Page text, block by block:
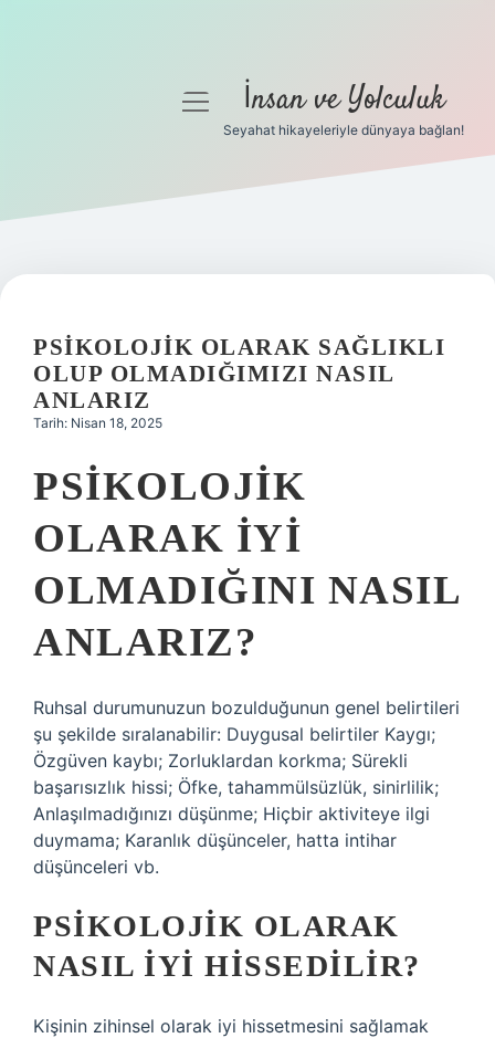
Gizlilik Politikası
Yasal Uyarı
menüyü İnsan ve Yolculuk
Seyahat hikayeleriyle dünyaya bağlan!
PSIKOLOJIK OLARAK SAĞLIKLI
OLUP OLMADIĞIMIZI NASIL
ANLARIZ
Tarih: Nisan 18, 2025
PSIKOLOJIK
OLARAK IYI
OLMADIĞINI NASIL
ANLARIZ?
Ruhsal durumunuzun bozulduğunun genel belirtileri
şu şekilde sıralanabilir: Duygusal belirtiler Kaygı;
Özgüven kaybı; Zorluklardan korkma; Sürekli
başarısızlık hissi; Öfke, tahammülsüzlük, sinirlilik;
Anlaşılmadığınızı düşünme; Hiçbir aktiviteye ilgi
duymama; Karanlık düşünceler, hatta intihar
düşünceleri vb.
PSIKOLOJIK OLARAK
NASIL IYI HISSEDILIR?
Kişinin zihinsel olarak iyi hissetmesini sağlamak